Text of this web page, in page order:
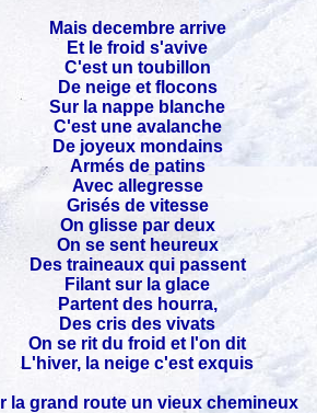
Mais decembre arrive
Et le froid s'avive
C'est un toubillon
De neige et flocons
Sur la nappe blanche
C'est une avalanche
De joyeux mondains
Armés de patins
Avec allegresse
Grisés de vitesse
On glisse par deux
On se sent heureux
Des traineaux qui passent
Filant sur la glace
Partent des hourra,
Des cris des vivats
On se rit du froid et l'on dit
L'hiver, la neige c'est exquis
la grand route un vieux chemineux